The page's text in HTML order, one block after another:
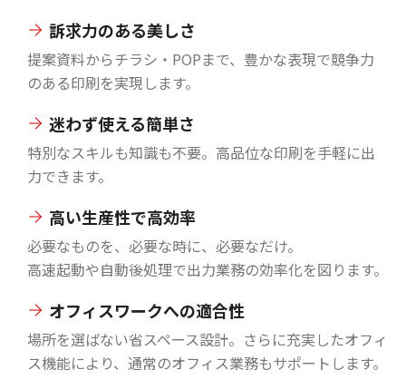
訴求力のある美しさ
提案資料からチラシ・POPまで、豊かな表現で競争力
のある印刷を実現します。
迷わず使える簡単さ
特別なスキルも知識も不要。高品位な印刷を手軽に出
力できます。
高い生産性で高効率
必要なものを、必要な時に、必要なだけ。
高速起動や自動後処理で出力業務の効率化を図ります。
オフィスワークへの適合性
場所を選ばない省スペース設計。さらに充実したオフィ
ス機能により、通常のオフィス業務もサポートします。